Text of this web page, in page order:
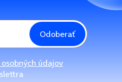
Odoberať
údajov